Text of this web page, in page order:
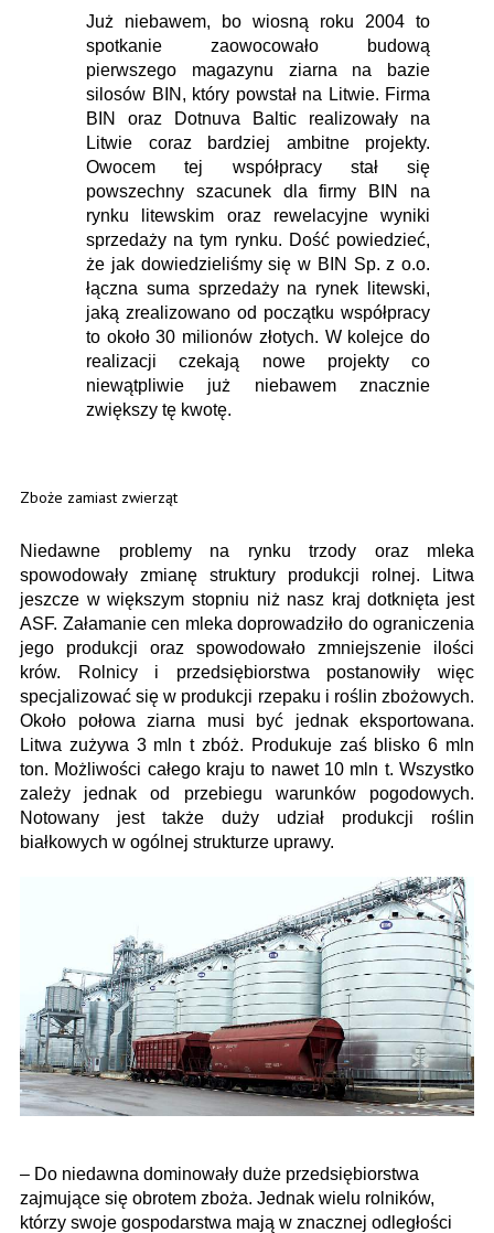
Już niebawem, bo wiosną roku 2004 to
spotkanie zaowocowało budową
pierwszego magazynu ziarna na bazie
silosów BIN, który powstał na Litwie. Firma
BIN oraz Dotnuva Baltic realizowały na
Litwie coraz bardziej ambitne projekty.
Owocem tej współpracy stał się
powszechny szacunek dla firmy BIN na
rynku litewskim oraz rewelacyjne wyniki
sprzedaży na tym rynku. Dość powiedzieć,
że jak dowiedzieliśmy się w BIN Sp. z o.o.
łączna suma sprzedaży na rynek litewski,
jaką zrealizowano od początku współpracy
to około 30 milionów złotych. W kolejce do
realizacji czekają nowe projekty co
niewątpliwie już niebawem znacznie
zwiększy tę kwotę.
Zboże zamiast zwierząt
Niedawne problemy na rynku trzody oraz mleka
spowodowały zmianę struktury produkcji rolnej. Litwa
jeszcze w większym stopniu niż nasz kraj dotknięta jest
ASF. Załamanie cen mleka doprowadziło do ograniczenia
jego produkcji oraz spowodowało zmniejszenie ilości
krów. Rolnicy i przedsiębiorstwa postanowiły więc
specjalizować się w produkcji rzepaku i roślin zbożowych.
Około połowa ziarna musi być jednak eksportowana.
Litwa zużywa 3 mln t zbóż. Produkuje zaś blisko 6 mln
ton. Możliwości całego kraju to nawet 10 mln t. Wszystko
zależy jednak od przebiegu warunków pogodowych.
Notowany jest także duży udział produkcji roślin
białkowych w ogólnej strukturze uprawy.
– Do niedawna dominowały duże przedsiębiorstwa
zajmujące się obrotem zboża. Jednak wielu rolników,
którzy swoje gospodarstwa mają w znacznej odległości